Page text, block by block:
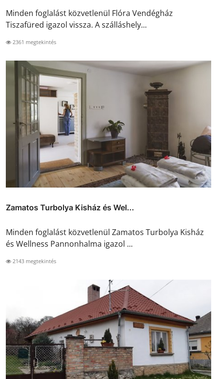
Minden foglalást közvetlenül Flóra Vendégház
Tiszafüred igazol vissza. A szálláshely...
2361 megtekintés
Zamatos Turbolya Kisház és Wel...
Minden foglalást közvetlenül Zamatos Turbolya Kisház
és Wellness Pannonhalma igazol ...
2143 megtekintés